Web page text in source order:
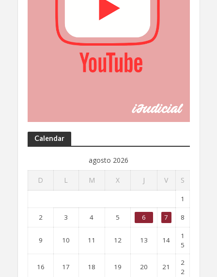
Calendar
agosto 2026
D L M X J V S
1
2 3 4 5 6 7 8
9 10 11 12 13 14
1
5
16 17 18 19 20 21
2
2